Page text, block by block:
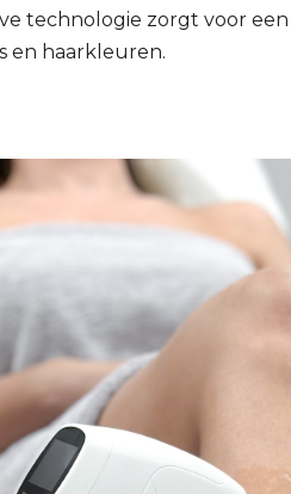
technologie zorgt voor
en haarkleuren.